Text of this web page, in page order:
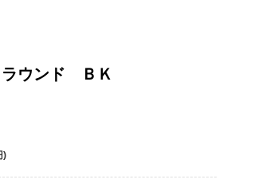
ウンド ＢＫ
)